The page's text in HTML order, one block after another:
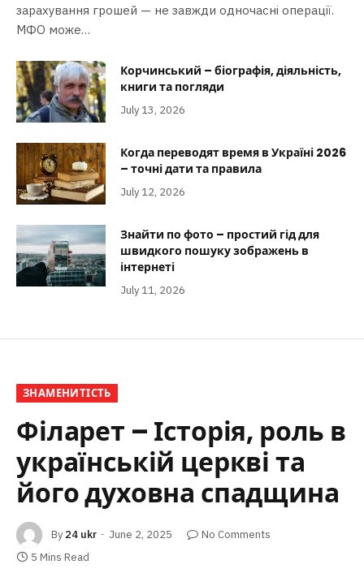
зарахування грошей — не завжди одночасні операції.
МФО може…
Корчинський – біографія, діяльність,
книги та погляди
July 13, 2026
Когда переводят время в Україні 2026
– точні дати та правила
July 12, 2026
Знайти по фото – простий гід для
швидкого пошуку зображень в
інтернеті
July 11, 2026
ЗНАМЕНИТІСТЬ
Філарет – Історія, роль в
українській церкві та
його духовна спадщина
By 24 ukr June 2, 2025
No Comments
5 Mins Read